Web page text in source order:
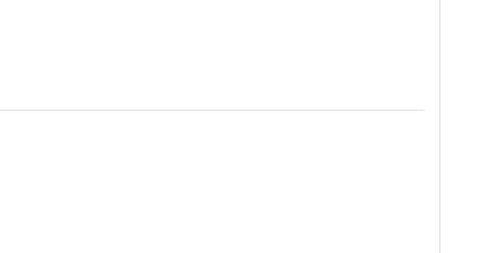
FTP giúp đo ngưỡng sức mạnh tối đa của người đạp xe
và đưa ra vùng nhịp tim được cá nhân hoá dựa trên chức